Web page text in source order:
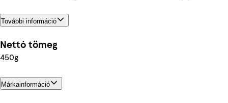
További információ
Nettó tömeg
450g
Márkainformáció